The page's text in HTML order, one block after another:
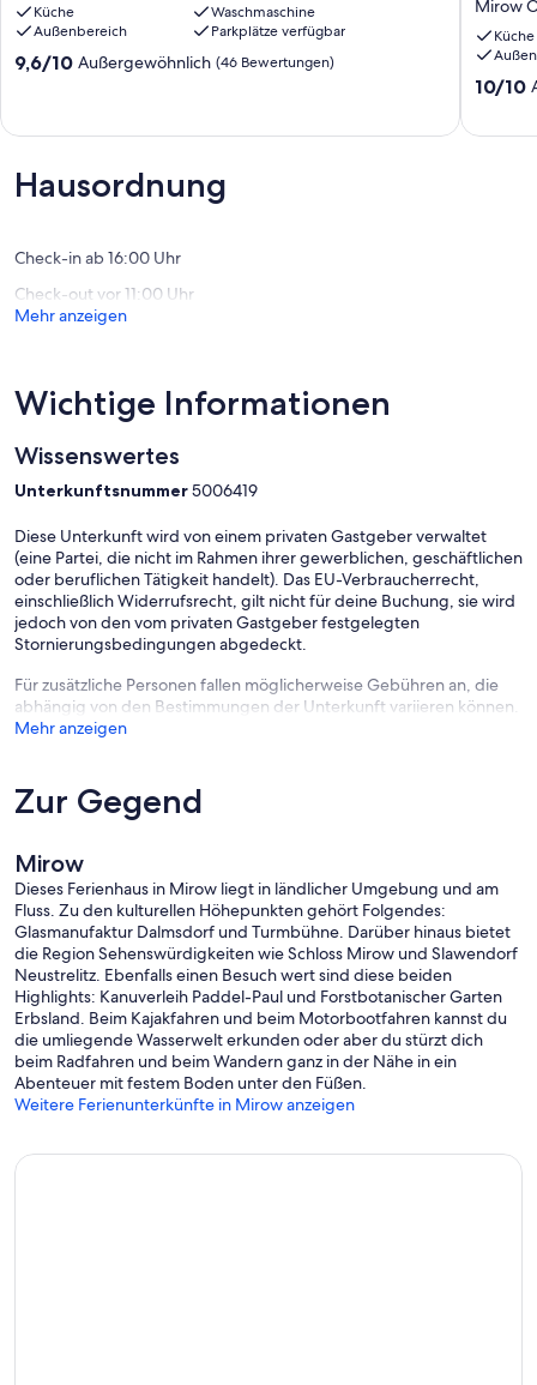
Bitte bringen Sie Ihre Bettbezüge und Ihre Handtücher selber mit.
Diese stellen wir nicht zur Verfügung!
Nationalpark
Roggentin
Küche
Waschmaschine
Außenbereich
Parkplätze verfügbar
9.6
Bewertungen)
9,6/10 Außergewöhnlich (46 Bewertungen)
Lage
mit
in
der
Mirow
Küche
10.0
10/10
Hausordnung
Check-in ab 16:00 Uhr
Check-out vor 11:00 Uhr
Mehr anzeigen
Wichtige Informationen
Wissenswertes
Unterkunftsnummer5006419
Diese Unterkunft wird von einem privaten Gastgeber verwaltet
(eine Partei, die nicht im Rahmen ihrer gewerblichen, geschäftlichen
oder beruflichen Tätigkeit handelt). Das EU-Verbraucherrecht,
einschließlich Widerrufsrecht, gilt nicht für deine Buchung, sie wird
jedoch von den vom privaten Gastgeber festgelegten
Stornierungsbedingungen abgedeckt.
Für zusätzliche Personen fallen möglicherweise Gebühren an, die
abhängig von den Bestimmungen der Unterkunft variieren können.
Mehr anzeigen
Zur Gegend
Mirow
Dieses Ferienhaus in Mirow liegt in ländlicher Umgebung und am
Fluss. Zu den kulturellen Höhepunkten gehört Folgendes:
Glasmanufaktur Dalmsdorf und Turmbühne. Darüber hinaus bietet
die Region Sehenswürdigkeiten wie Schloss Mirow und Slawendorf
Neustrelitz. Ebenfalls einen Besuch wert sind diese beiden
Highlights: Kanuverleih Paddel-Paul und Forstbotanischer Garten
Erbsland. Beim Kajakfahren und beim Motorbootfahren kannst du
die umliegende Wasserwelt erkunden oder aber du stürzt dich
beim Radfahren und beim Wandern ganz in der Nähe in ein
Abenteuer mit festem Boden unter den Füßen.
Weitere Ferienunterkünfte in Mirow anzeigen